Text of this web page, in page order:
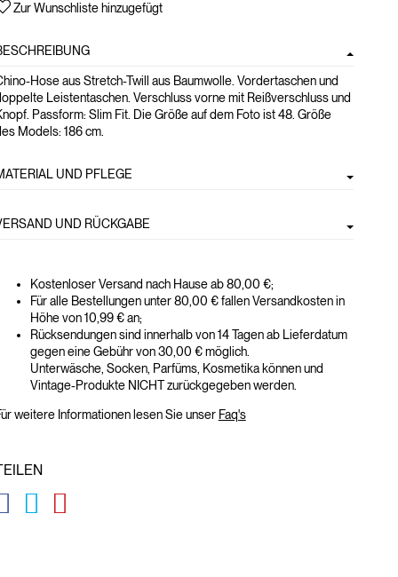
Zur Wunschliste hinzugefügt
Hose aus Stretch-Twill aus Baumwolle. Vordertaschen und
Leistentaschen. Verschluss vorne mit Reißverschluss und
Passform: Slim Fit. Die Größe auf dem Foto ist 48. Größe
Models: 186 cm.
UND PFLEGE
UND RÜCKGABE
Kostenloser Versand nach Hause ab 80,00 €;
Für alle Bestellungen unter 80,00 € fallen Versandkosten in
Höhe von 10,99 € an;
Rücksendungen sind innerhalb von 14 Tagen ab Lieferdatum
gegen eine Gebühr von 30,00 € möglich.
Unterwäsche, Socken, Parfüms, Kosmetika können und
Vintage-Produkte NICHT zurückgegeben werden.
weitere Informationen lesen Sie unser Faq's